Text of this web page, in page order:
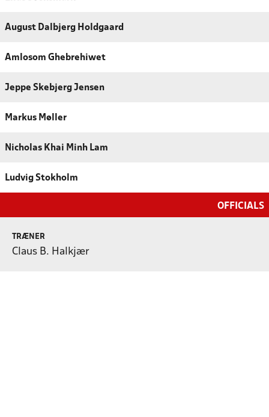
August Dalbjerg Holdgaard
Amlosom Ghebrehiwet
Jeppe Skebjerg Jensen
Markus Møller
Nicholas Khai Minh Lam
Ludvig Stokholm
OFFICIALS
TRÆNER
Claus B. Halkjær